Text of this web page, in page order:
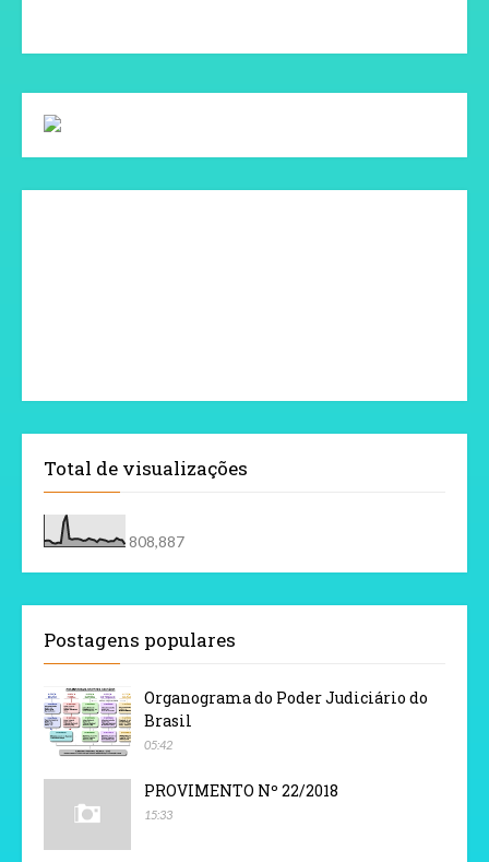
Total de visualizações
808,887
Postagens populares
Organograma do Poder Judiciário do
Brasil
05:42
PROVIMENTO Nº 22/2018
15:33